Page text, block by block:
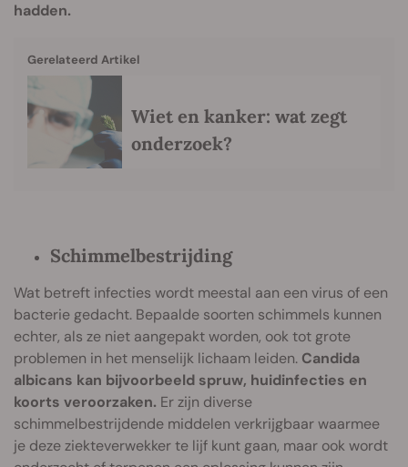
hadden.
Gerelateerd Artikel
Wiet en kanker: wat zegt
onderzoek?
Schimmelbestrijding
Wat betreft infecties wordt meestal aan een virus of een
bacterie gedacht. Bepaalde soorten schimmels kunnen
echter, als ze niet aangepakt worden, ook tot grote
problemen in het menselijk lichaam leiden. Candida
albicans kan bijvoorbeeld spruw, huidinfecties en
koorts veroorzaken. Er zijn diverse
schimmelbestrijdende middelen verkrijgbaar waarmee
je deze ziekteverwekker te lijf kunt gaan, maar ook wordt